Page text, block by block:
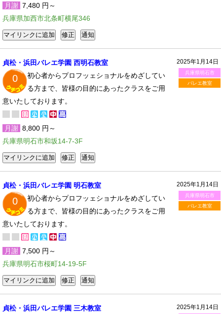
月謝 7,480 円～
兵庫県加西市北条町横尾346
2025年1月14日
兵庫県明石市
バレエ教室
貞松・浜田バレエ学園 西明石教室
0
初心者からプロフッェショナルをめざしてい
る方まで、皆様の目的にあったクラスをご用
意いたしております。
月謝 8,800 円～
兵庫県明石市和坂14-7-3F
2025年1月14日
兵庫県明石市
バレエ教室
貞松・浜田バレエ学園 明石教室
0
初心者からプロフッェショナルをめざしてい
る方まで、皆様の目的にあったクラスをご用
意いたしております。
月謝 7,500 円～
兵庫県明石市桜町14-19-5F
2025年1月14日
貞松・浜田バレエ学園 三木教室